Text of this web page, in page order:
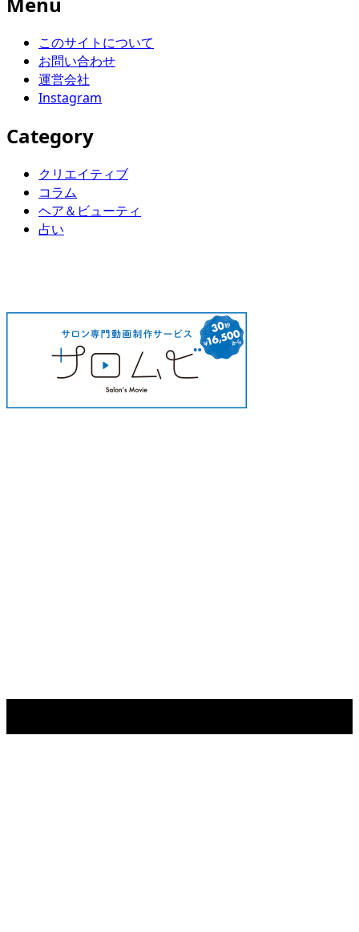
このサイトについて
お問い合わせ
運営会社
Instagram
Category
クリエイティブ
コラム
ヘア＆ビューティ
占い